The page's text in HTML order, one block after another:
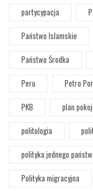
partycypacja
Państwo Islamskie
Państwo Środka
Peru
Petro
PKB
plan
politologia
polityka jednego
Polityka migracyjna